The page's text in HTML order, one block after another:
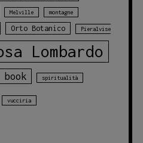
Melville montagne
Orto Botanico Pieralvise
Lombardo
spiritualità
vucciria